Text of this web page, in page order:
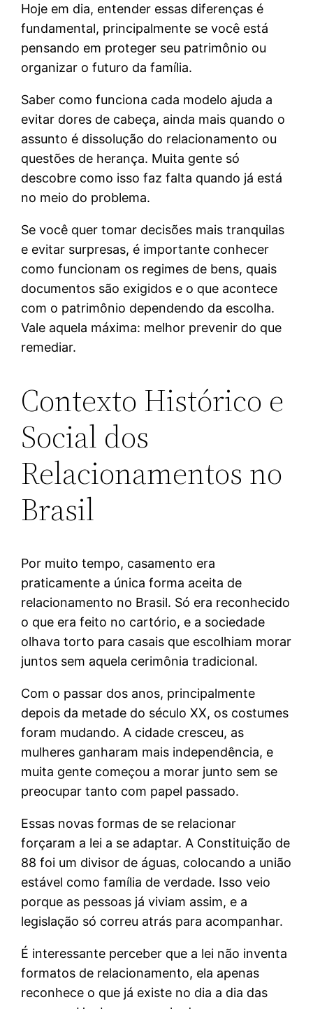
Hoje em dia, entender essas diferenças é
fundamental, principalmente se você está
pensando em proteger seu patrimônio ou
organizar o futuro da família.
Saber como funciona cada modelo ajuda a
evitar dores de cabeça, ainda mais quando o
assunto é dissolução do relacionamento ou
questões de herança. Muita gente só
descobre como isso faz falta quando já está
no meio do problema.
Se você quer tomar decisões mais tranquilas
e evitar surpresas, é importante conhecer
como funcionam os regimes de bens, quais
documentos são exigidos e o que acontece
com o patrimônio dependendo da escolha.
Vale aquela máxima: melhor prevenir do que
remediar.
Contexto Histórico e
Social dos
Relacionamentos no
Brasil
Por muito tempo, casamento era
praticamente a única forma aceita de
relacionamento no Brasil. Só era reconhecido
o que era feito no cartório, e a sociedade
olhava torto para casais que escolhiam morar
juntos sem aquela cerimônia tradicional.
Com o passar dos anos, principalmente
depois da metade do século XX, os costumes
foram mudando. A cidade cresceu, as
mulheres ganharam mais independência, e
muita gente começou a morar junto sem se
preocupar tanto com papel passado.
Essas novas formas de se relacionar
forçaram a lei a se adaptar. A Constituição de
88 foi um divisor de águas, colocando a união
estável como família de verdade. Isso veio
porque as pessoas já viviam assim, e a
legislação só correu atrás para acompanhar.
É interessante perceber que a lei não inventa
formatos de relacionamento, ela apenas
reconhece o que já existe no dia a dia das